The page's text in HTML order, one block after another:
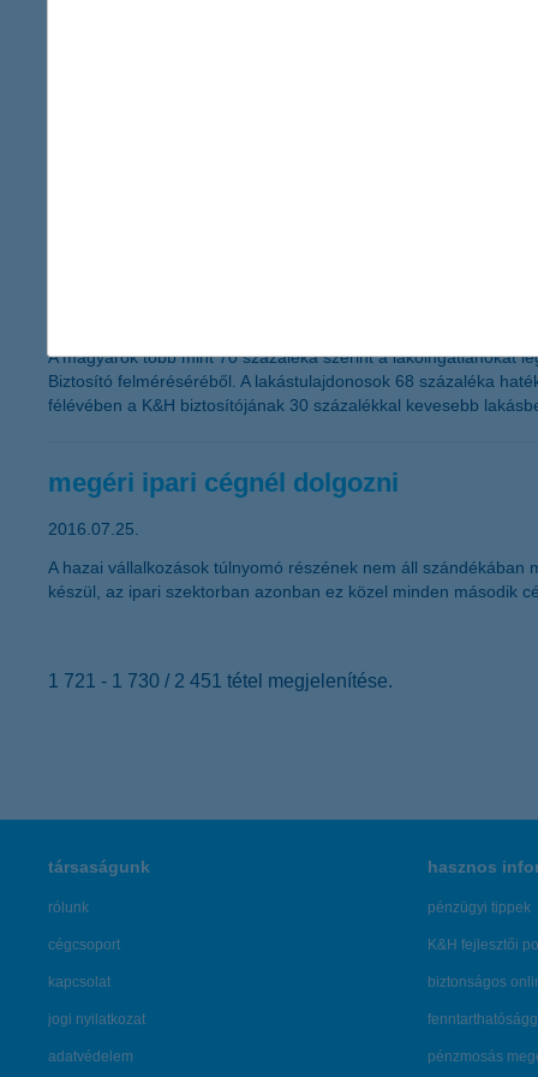
A magyarok több mint 70 százaléka szerint a lakóingatlanokat
Biztosító felméréséréből. A lakástulajdonosok 68 százaléka
félévében a K&H biztosítójának 30 százalékkal kevesebb
megéri ipari cégnél dolgozni
2016.07.25.
A hazai vállalkozások túlnyomó részének nem áll
készül, az ipari szektorban azonban ez közel minden második
1 721 - 1 730 / 2 451 tétel megjelenítése.
társaságunk
rólunk
cégcsoport
kapcsolat
jogi nyilatkozat
adatvédelem
hasznos
pénzügyi tippek
K&H fejlesztői
biztonságos
pénzmosás